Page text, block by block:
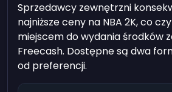
Sprzedawcy zewnętrzni
najniższe ceny na NBA 2K, co
miejscem do wydania środków
Freecash. Dostępne są dwa
od preferencji.